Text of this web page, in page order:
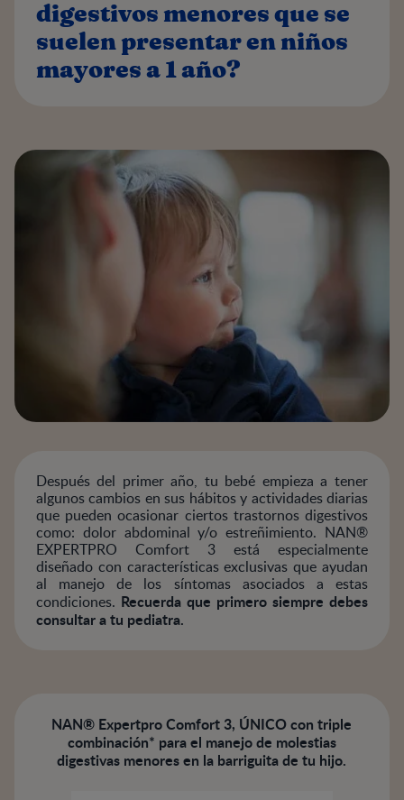
digestivos menores que se
suelen presentar en niños
mayores a 1 año?
Después del primer año, tu bebé empieza a tener
algunos cambios en sus hábitos y actividades diarias
que pueden ocasionar ciertos trastornos digestivos
como: dolor abdominal y/o estreñimiento. NAN®
EXPERTPRO Comfort 3 está especialmente
diseñado con características exclusivas que ayudan
al manejo de los síntomas asociados a estas
condiciones. Recuerda que primero siempre debes
consultar a tu pediatra.
NAN® Expertpro Comfort 3, ÚNICO con triple
combinación* para el manejo de molestias
digestivas menores en la barriguita de tu hijo.